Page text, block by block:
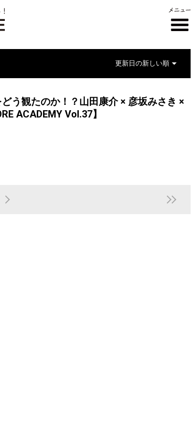
う観たのか！？山田康介 × 彦坂みさき ×
ACADEMY Vol.37】